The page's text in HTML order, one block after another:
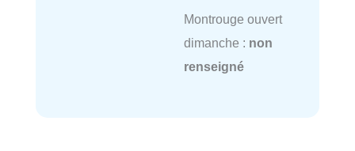
Montrouge ouvert
dimanche : non
renseigné